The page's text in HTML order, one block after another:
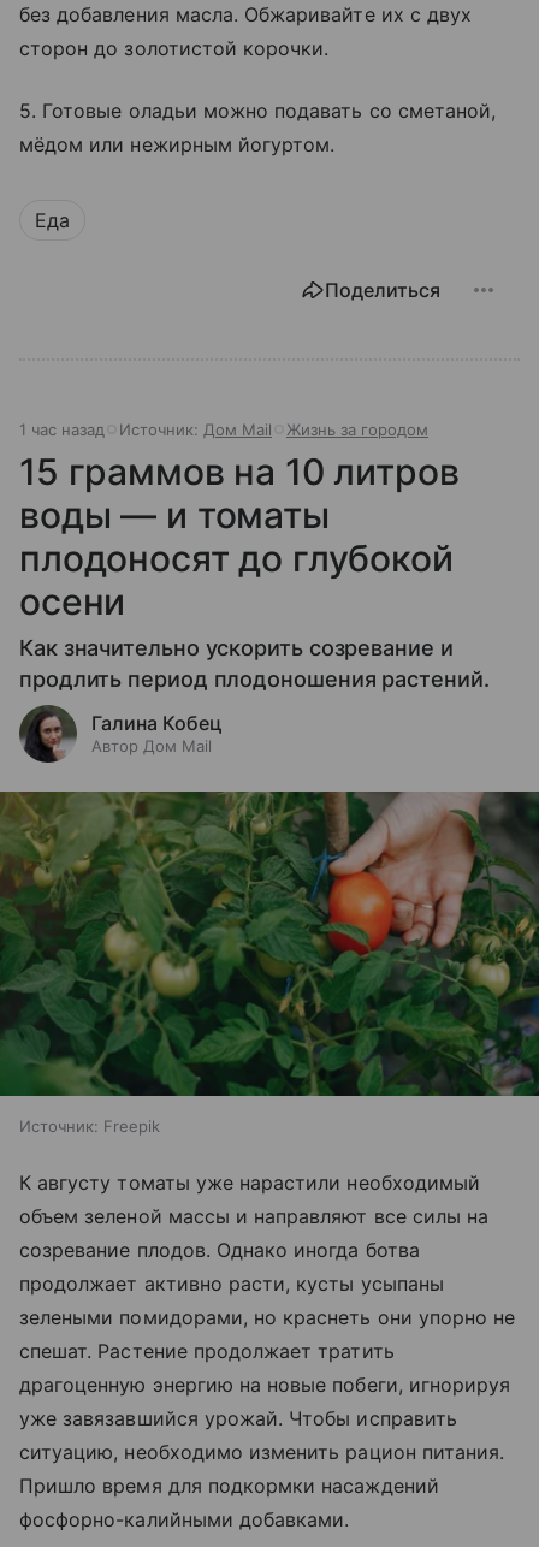
без добавления масла. Обжаривайте их с двух
сторон до золотистой корочки.
5. Готовые оладьи можно подавать со сметаной,
мёдом или нежирным йогуртом.
Еда
Поделиться
1 час назад Источник: Дом Mail Жизнь за городом
15 граммов на 10 литров
воды — и томаты
плодоносят до глубокой
осени
Как значительно ускорить созревание и
продлить период плодоношения растений.
Галина Кобец
Автор Дом Mail
Источник: Freepik
К августу томаты уже нарастили необходимый
объем зеленой массы и направляют все силы на
созревание плодов. Однако иногда ботва
продолжает активно расти, кусты усыпаны
зелеными помидорами, но краснеть они упорно не
спешат. Растение продолжает тратить
драгоценную энергию на новые побеги, игнорируя
уже завязавшийся урожай. Чтобы исправить
ситуацию, необходимо изменить рацион питания.
Пришло время для подкормки насаждений
фосфорно-калийными добавками.